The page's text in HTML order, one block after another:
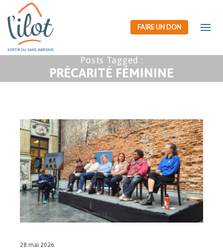
Posts Tagged :
PRÉCARITÉ FÉMININE
28 mai 2026
FAIRE UN DON